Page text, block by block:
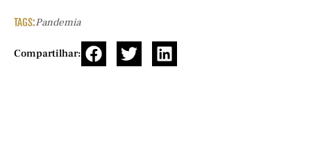
TAGS:Pandemia
Compartilhar: